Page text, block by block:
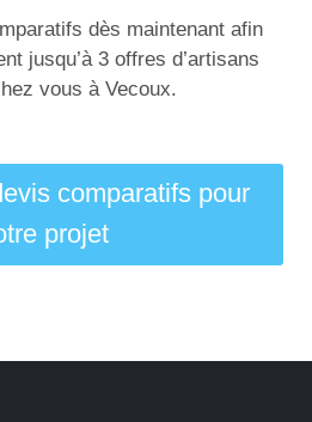
dès maintenant afin
jusqu’à 3 offres d’artisans
vous à Vecoux.
comparatifs pour
projet